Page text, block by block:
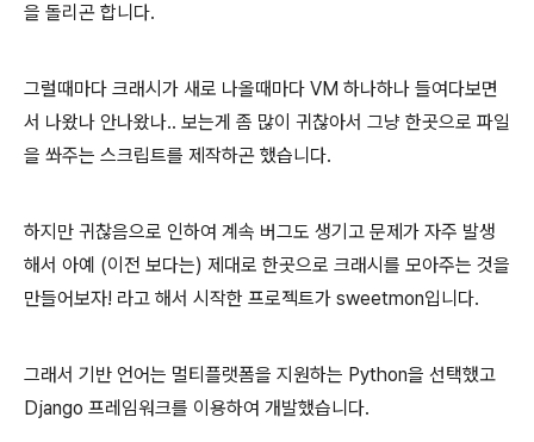
을 돌리곤 합니다.
그럴때마다 크래시가 새로 나올때마다 VM 하나하나 들여다보면
서 나왔나 안나왔나.. 보는게 좀 많이 귀찮아서 그냥 한곳으로 파일
을 쏴주는 스크립트를 제작하곤 했습니다.
하지만 귀찮음으로 인하여 계속 버그도 생기고 문제가 자주 발생
해서 아예 (이전 보다는) 제대로 한곳으로 크래시를 모아주는 것을
만들어보자! 라고 해서 시작한 프로젝트가 sweetmon입니다.
그래서 기반 언어는 멀티플랫폼을 지원하는 Python을 선택했고
Django 프레임워크를 이용하여 개발했습니다.